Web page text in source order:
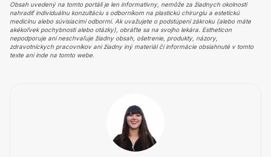
Obsah uvedený na tomto portáli je len informatívny, nemôže za žiadnych okolností
nahradiť individuálnu konzultáciu s odborníkom na plastickú chirurgiu a estetickú
medicínu alebo súvisiacimi odbormi. Ak uvažujete o podstúpení zákroku (alebo máte
akékoľvek pochybnosti alebo otázky), obráťte sa na svojho lekára. Estheticon
nepodporuje ani neschvaľuje žiadny obsah, ošetrenie, produkty, názory,
zdravotníckych pracovníkov ani žiadny iný materiál či informácie obsiahnuté v tomto
texte ani inde na tomto webe.